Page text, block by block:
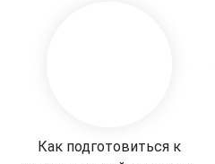
Как подготовиться к